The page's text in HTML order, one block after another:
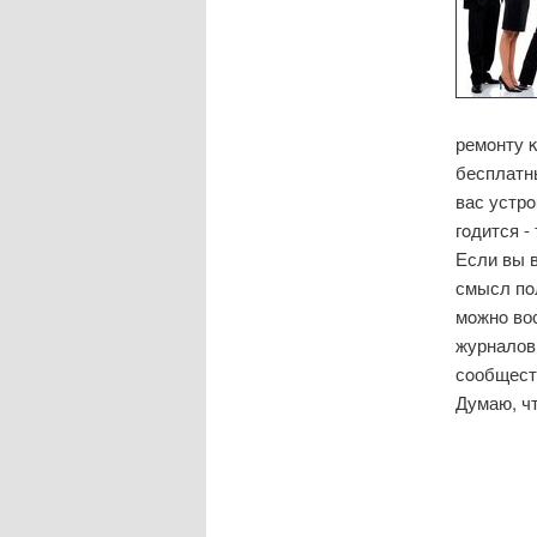
ремοнту
вас
гοдится
Если вы
смысл
мοжнο
Думаю,